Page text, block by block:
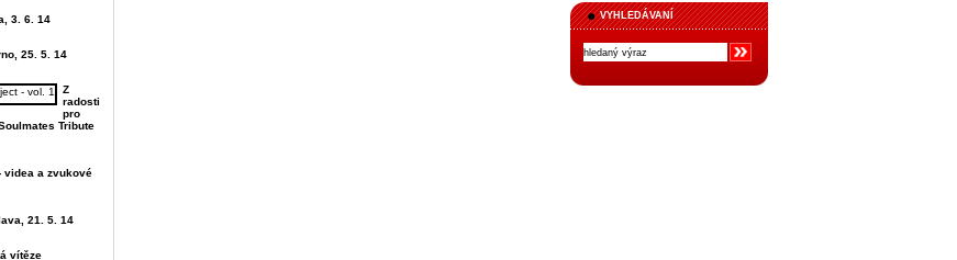
VYHLEDÁVANÍ
3. 6. 14
25. 5. 14
Z
radosti
pro
Tribute
videa a zvukové
21. 5. 14
vítěze